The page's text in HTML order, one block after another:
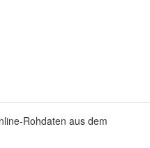
Rohdaten aus dem